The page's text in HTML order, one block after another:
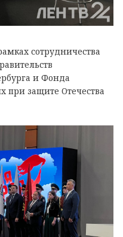
сотрудничества
и Фонда
при защите Отечества